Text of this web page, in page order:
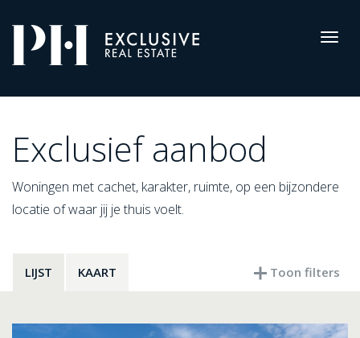
Aanbod
Pro-
Housing
Exclusief aanbod
Woningen met cachet, karakter, ruimte, op een bijzondere
locatie of waar jij je thuis voelt.
LIJST KAART Toon filters